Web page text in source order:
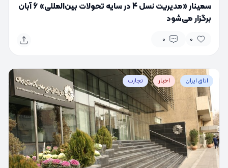
سمینار «مدیریت نسل 4 در سایه تحولات بین‌المللی» 6 آبان
برگزار می‌شود
0
0
اتاق ایران اخبار تجارت